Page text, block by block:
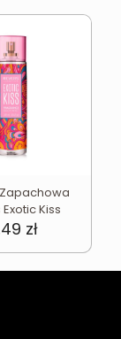
Kiss
zł